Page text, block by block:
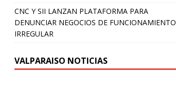
CNC Y SII LANZAN PLATAFORMA PARA
DENUNCIAR NEGOCIOS DE FUNCIONAMIENTO
IRREGULAR
VALPARAISO NOTICIAS